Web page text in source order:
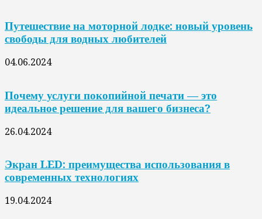
Путешествие на моторной лодке: новый уровень
свободы для водных любителей
04.06.2024
Почему услуги покопийной печати — это
идеальное решение для вашего бизнеса?
26.04.2024
Экран LED: преимущества использования в
современных технологиях
19.04.2024